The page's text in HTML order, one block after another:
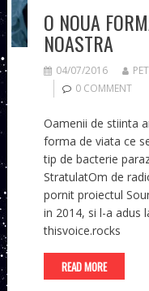
O NOUA
NOASTRA
04/07/2016
0 COMMENT
Oamenii de stiinta
forma de viata ce
tip de bacterie
StratulatOm de
pornit proiectul
in 2014, si l-a adus
thisvoice.rocks
READ MORE